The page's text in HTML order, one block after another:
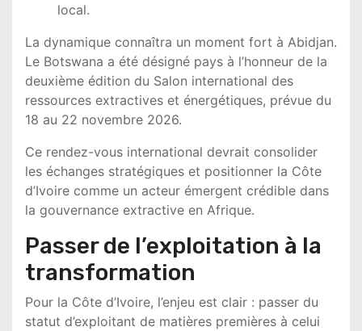
local.
La dynamique connaîtra un moment fort à Abidjan.
Le Botswana a été désigné pays à l’honneur de la
deuxième édition du Salon international des
ressources extractives et énergétiques, prévue du
18 au 22 novembre 2026.
Ce rendez-vous international devrait consolider
les échanges stratégiques et positionner la Côte
d’Ivoire comme un acteur émergent crédible dans
la gouvernance extractive en Afrique.
Passer de l’exploitation à la
transformation
Pour la Côte d’Ivoire, l’enjeu est clair : passer du
statut d’exploitant de matières premières à celui